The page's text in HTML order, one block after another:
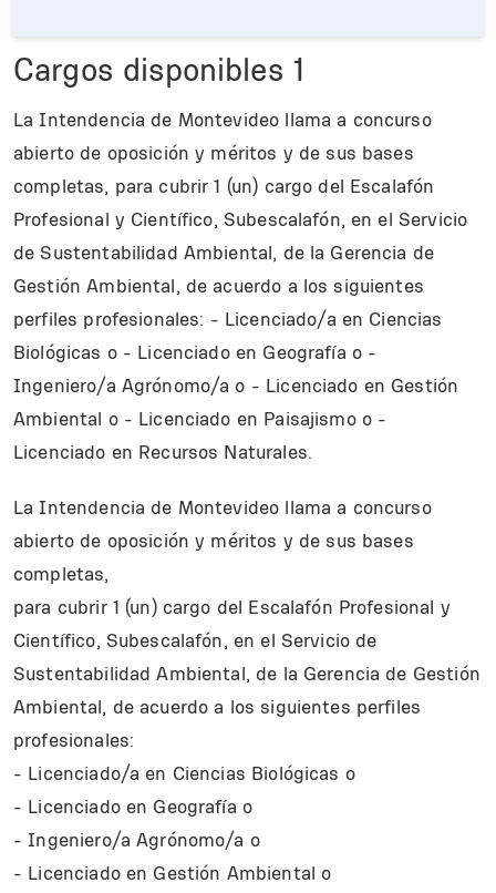
Cargos disponibles 1
La Intendencia de Montevideo llama a concurso
abierto de oposición y méritos y de sus bases
completas, para cubrir 1 (un) cargo del Escalafón
Profesional y Científico, Subescalafón, en el Servicio
de Sustentabilidad Ambiental, de la Gerencia de
Gestión Ambiental, de acuerdo a los siguientes
perfiles profesionales: - Licenciado/a en Ciencias
Biológicas o - Licenciado en Geografía o -
Ingeniero/a Agrónomo/a o - Licenciado en Gestión
Ambiental o - Licenciado en Paisajismo o -
Licenciado en Recursos Naturales.
La Intendencia de Montevideo llama a concurso
abierto de oposición y méritos y de sus bases
completas,
para cubrir 1 (un) cargo del Escalafón Profesional y
Científico, Subescalafón, en el Servicio de
Sustentabilidad Ambiental, de la Gerencia de Gestión
Ambiental, de acuerdo a los siguientes perfiles
profesionales:
- Licenciado/a en Ciencias Biológicas o
- Licenciado en Geografía o
- Ingeniero/a Agrónomo/a o
- Licenciado en Gestión Ambiental o